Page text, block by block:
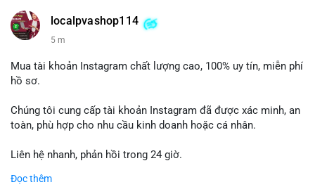
localpvashop114
5 m
Mua tài khoản Instagram chất lượng cao, 100% uy tín, miễn phí
hồ sơ.
Chúng tôi cung cấp tài khoản Instagram đã được xác minh, an
toàn, phù hợp cho nhu cầu kinh doanh hoặc cá nhân.
Liên hệ nhanh, phản hồi trong 24 giờ.
📞 WhatsApp: +1 660 215-8938
Đọc thêm